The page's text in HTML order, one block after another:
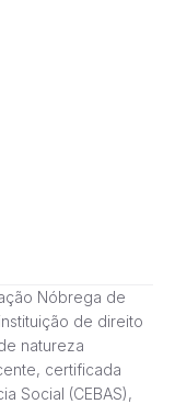
Nóbrega de
de direito
natureza
certificada
Social (CEBAS),